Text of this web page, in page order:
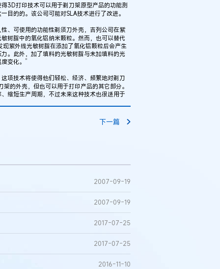
打印技术可以用于剃刀架原型产品的功能测
目的的。该公司可能对SLA技术进行了改进。
可使用的功能性剃须刀外壳，吉列公司在紫
树脂中的氧化铝纳米颗粒。然而，也可以替代
紫外线光敏树脂在添加了氧化铝颗粒后会产生
。此外，加了填料的光敏树脂与未加填料的光
变化。”
技术将使得他们轻松、经济、频繁地对剃刀
的外壳，但也可以用于打印产品的其它部分。
缩短生产周期，不过未来这种技术也很适用于
下一篇
2007-09-19
2007-09-19
2017-07-25
2017-07-25
2016-11-10